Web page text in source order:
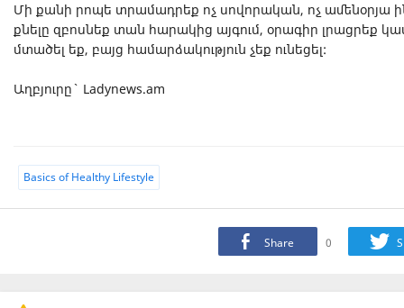
Մի քանի րոպե տրամադրեք ոչ սովորական, ոչ ամենօրյա
քնելը զբոսնեք տան հարակից այգում, օրագիր լրացրեք
մտածել եք, բայց համարձակություն չեք ունեցել:
Աղբյուրը` Ladynews.am
Basics of Healthy Lifestyle
Share 0